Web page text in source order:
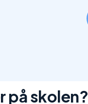
på skolen?